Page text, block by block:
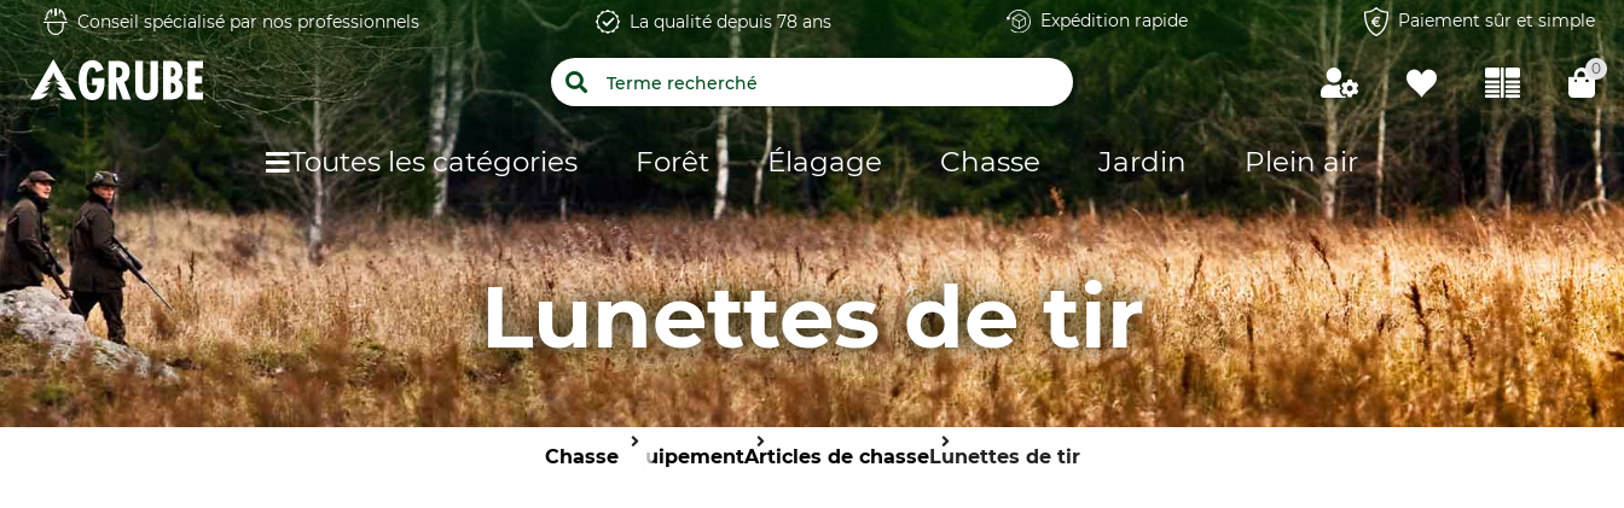
Conseil spécialisé par nos professionnels La qualité depuis 78 ans Expédition rapide Paiement sûr et simple
0
Toutes les catégories Forêt Élagage Chasse Jardin Plein air
Lunettes de tir
ChasseÉquipementArticles de chasseLunettes de tir